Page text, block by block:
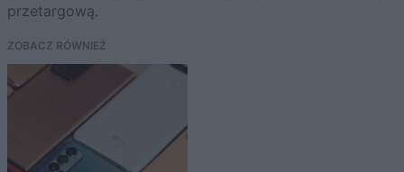
przetargową.
ZOBACZ RÓWNIEŻ